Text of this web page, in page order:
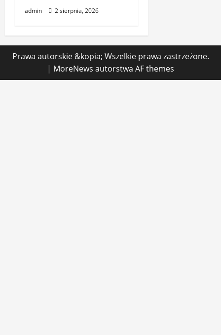
admin 2 sierpnia, 2026
Prawa autorskie &kopia; Wszelkie prawa zastrzeżone.
| MoreNews autorstwa AF themes